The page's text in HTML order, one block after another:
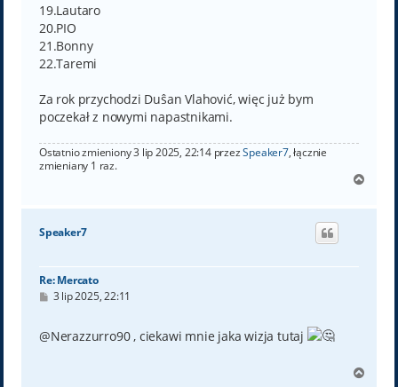
19.Lautaro
20.PIO
21.Bonny
22.Taremi
Za rok przychodzi Duŝan Vlahović, więc już bym
poczekał z nowymi napastnikami.
Ostatnio zmieniony 3 lip 2025, 22:14 przezSpeaker7, łącznie
zmieniany 1 raz.
g
Speaker7
Re: Mercato
P
t
3 lip 2025, 22:11
@Nerazzurro90 , ciekawi mnie jaka wizja tutaj